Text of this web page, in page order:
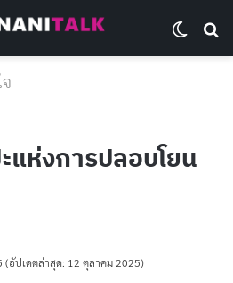
แห่งการปลอบโยน
(อัปเดตล่าสุด: 12 ตุลาคม 2025)